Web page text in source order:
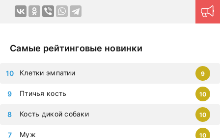
можно смотреть на любых гаджетах – iphone, android,
планшет.
Самые рейтинговые новинки
Муж 10
Кость дикой собаки 10
Птичья кость 10
Клетки эмпатии 9